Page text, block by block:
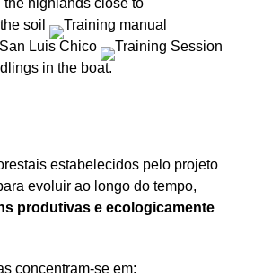
estabelecidos pelo projeto
evoluir ao longo do tempo,
produtivas e ecologicamente
concentram-se em: